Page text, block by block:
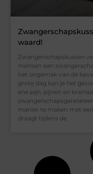
waard!
Zwangerschapskussen
mensen aan
het ongemak van de
grote dag kan je het
ene pijn, pijnen en
manier te maken met
draagt tijdens de